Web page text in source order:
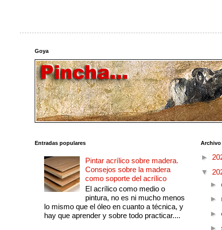
Goya
Entradas populares
Pintar acrílico sobre madera.
Consejos sobre la madera
como soporte del acrílico
El acrílico como medio o
pintura, no es ni mucho menos
lo mismo que el óleo en cuanto a técnica, y
hay que aprender y sobre todo practicar....
►
▼
►
►
►
►